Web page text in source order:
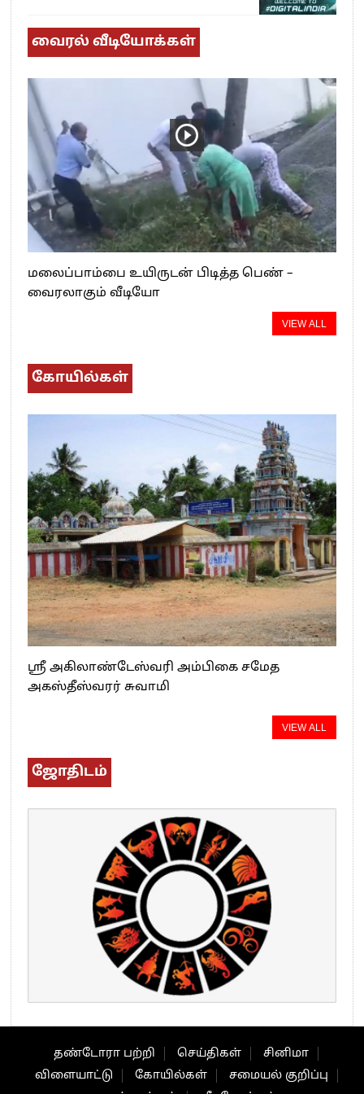
வைரல் வீடியோக்கள்
மலைப்பாம்பை உயிருடன் பிடித்த பெண் –
வைரலாகும் வீடியோ
VIEW ALL
கோயில்கள்
ஸ்ரீ அகிலாண்டேஸ்வரி அம்பிகை சமேத
அகஸ்தீஸ்வரர் சுவாமி
VIEW ALL
ஜோதிடம்
தண்டோரா பற்றி செய்திகள்
சினிமா
விளையாட்டு
கோயில்கள்
சமையல் குறிப்பு